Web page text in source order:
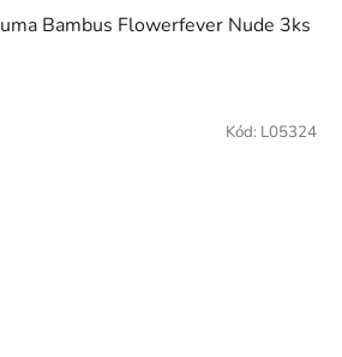
Bambus Flowerfever Nude 3ks
Kód: L05324